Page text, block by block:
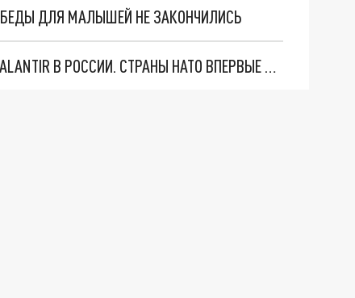
ДЛЯ МАЛЫШЕЙ НЕ ЗАКОНЧИЛИСЬ
"ОЧЕНЬ ПЛОХИЕ НОВОСТИ": БОЛЬШАЯ ОШИБКА PALANTIR В РОССИИ. СТРАНЫ НАТО ВПЕРВЫЕ ЗА СВО ОСТАНОВИЛИ ПОСТАВКИ ОРУЖИЯ. ВСУ ТЕРЯЮТ ПРИГРАНИЧЬЕ?